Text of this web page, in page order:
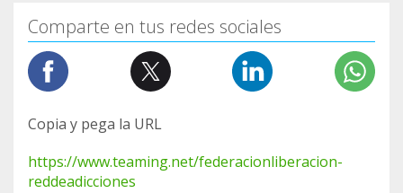
Comparte en tus redes sociales
Copia y pega la URL
https://www.teaming.net/federacionliberacion-
reddeadicciones